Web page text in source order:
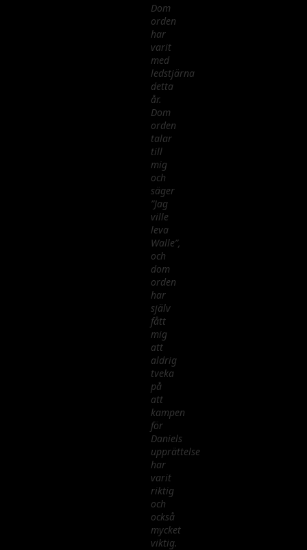
Dom
orden
har
varit
med
ledstjärna
detta
år.
Dom
orden
talar
till
mig
och
säger
”Jag
ville
leva
Walle”,
och
dom
orden
har
själv
fått
mig
att
aldrig
tveka
på
att
kampen
för
Daniels
upprättelse
har
varit
riktig
och
också
mycket
viktig.